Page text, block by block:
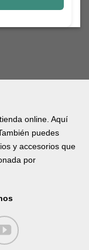
online. Aquí
puedes
y accesorios que
por